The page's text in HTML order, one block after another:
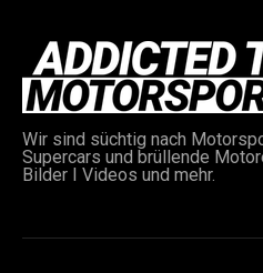
Wir sind süchtig nach
Supercars und brüllende
Bilder I Videos und mehr.